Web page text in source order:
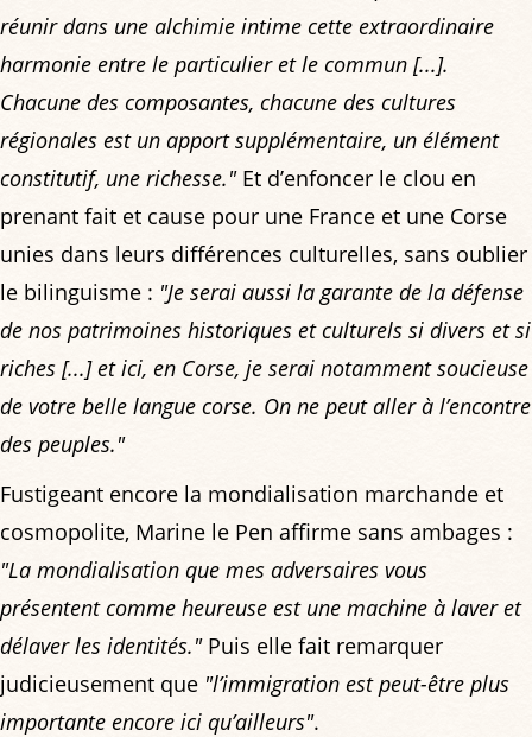
réunir dans une alchimie intime cette extraordinaire
harmonie entre le particulier et le commun [...].
Chacune des composantes, chacune des cultures
régionales est un apport supplémentaire, un élément
constitutif, une richesse."Et d’enfoncer le clou en
prenant fait et cause pour une France et une Corse
unies dans leurs différences culturelles, sans oublier
le bilinguisme : "Je serai aussi la garante de la défense
de nos patrimoines historiques et culturels si divers et si
riches [...] et ici, en Corse, je serai notamment soucieuse
de votre belle langue corse. On ne peut aller à l’encontre
des peuples."
Fustigeant encore la mondialisation marchande et
cosmopolite, Marine le Pen affirme sans ambages :
"La mondialisation que mes adversaires vous
présentent comme heureuse est une machine à laver et
délaver les identités."Puis elle fait remarquer
judicieusement que "l’immigration est peut-être plus
importante encore ici qu’ailleurs".